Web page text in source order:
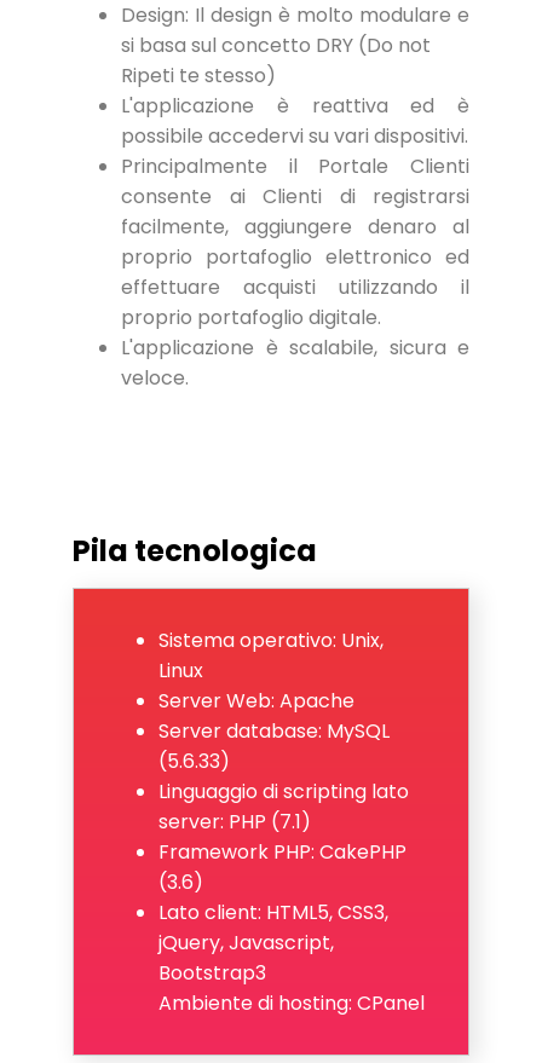
Design: Il design è molto modulare e
si basa sul concetto DRY (Do not
Ripeti te stesso)
L'applicazione è reattiva ed è
possibile accedervi su vari dispositivi.
Principalmente il Portale Clienti
consente ai Clienti di registrarsi
facilmente, aggiungere denaro al
proprio portafoglio elettronico ed
effettuare acquisti utilizzando il
proprio portafoglio digitale.
L'applicazione è scalabile, sicura e
veloce.
Pila tecnologica
Sistema operativo: Unix,
Linux
Server Web: Apache
Server database: MySQL
(5.6.33)
Linguaggio di scripting lato
server: PHP (7.1)
Framework PHP: CakePHP
(3.6)
Lato client: HTML5, CSS3,
jQuery, Javascript,
Bootstrap3
Ambiente di hosting: CPanel